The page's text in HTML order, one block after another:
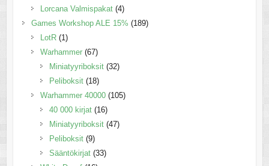
Lorcana Valmispakat (4)
Games Workshop ALE 15% (189)
LotR (1)
Warhammer (67)
Miniatyyriboksit (32)
Peliboksit (18)
Warhammer 40000 (105)
40 000 kirjat (16)
Miniatyyriboksit (47)
Peliboksit (9)
Sääntökirjat (33)